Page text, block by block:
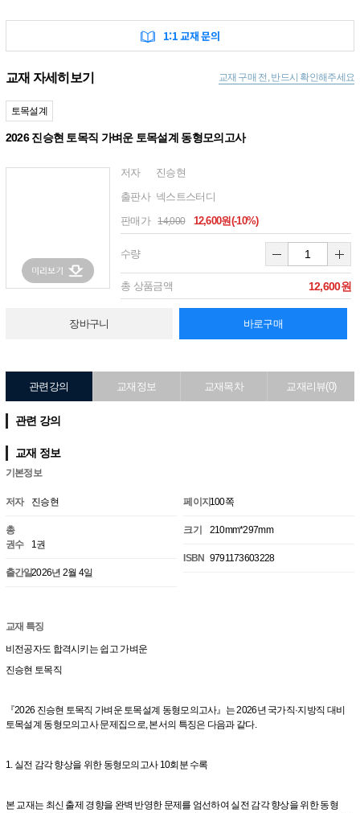
1:1 교재 문의
교재 자세히보기 교재 구매 전, 반드시 확인해주세요
토목설계
2026 진승현 토목직 가벼운 토목설계 동형모의고사
저자 진승현
출판사 넥스트스터디
판매가 14,000 12,600원(-10%)
수량
총 상품금액 12,600원
장바구니 바로구매
관련강의 교재정보 교재목차 교재리뷰(0)
관련 강의
교재 정보
기본정보
저자 진승현
총
권수
1권
출간일2026년 2월 4일
페이지100쪽
크기 210mm*297mm
ISBN 9791173603228
교재 특징
비전공자도 합격시키는 쉽고 가벼운
진승현 토목직
『2026 진승현 토목직 가벼운 토목설계 동형모의고사』는 2026년 국가직·지방직 대비
토목설계 동형모의고사 문제집으로, 본서의 특징은 다음과 같다.
1. 실전 감각 향상을 위한 동형모의고사 10회분 수록
본 교재는 최신 출제 경향을 완벽 반영한 문제를 엄선하여 실전 감각 향상을 위한 동형